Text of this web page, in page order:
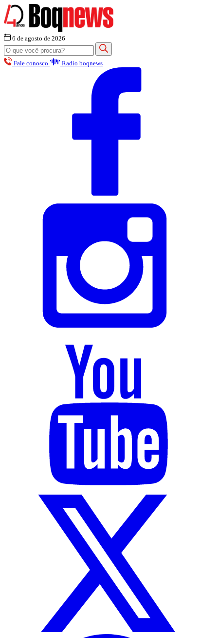
6 de agosto de 2026
Fale conosco Radio boqnews